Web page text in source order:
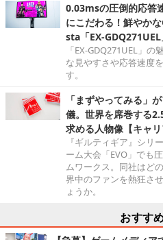
0.03msの圧倒的応答
にこだわる！鮮やか
sta「EX-
「EX-GDQ271UEL」
な見やすさや応答速度
す。
「まずやってみる」
儀。世界を席巻する
求める人物像【キャリ
『ギルティギア』シリ
ーム大会「EVO」でも
ムワークス。同社はど
界中のファンを熱狂さ
ょうか。
おすす